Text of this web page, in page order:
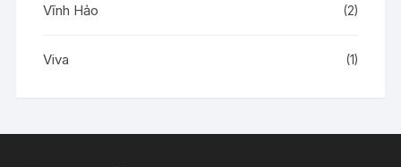
Vĩnh Hảo (2)
Viva (1)